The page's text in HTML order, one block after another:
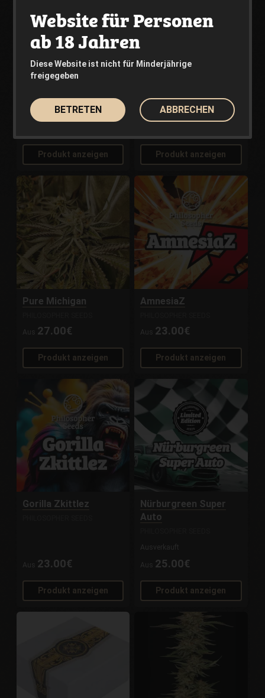
Gelonade
Ausverkauft
Produkt anzeigen Produkt anzeigen
Pure Michigan
Aus 27.00€
Produkt anzeigen
AmnesiaZ
Aus 23.00€
Produkt anzeigen
Gorilla Zkittlez
Aus 23.00€
Produkt anzeigen
Nürburgreen Super
Auto
Ausverkauft
Aus 25.00€
Produkt anzeigen
Website für Personen
ab 18 Jahren
Diese Website ist nicht für Minderjährige
freigegeben
BETRETEN ABBRECHEN